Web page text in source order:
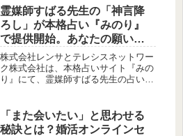
割の男性が「反対」と回答。男性が初
対面で重視するポイントや、「一発ア
ウト」になる要素についても深掘りし
ます。
霊媒師すばる先生の「神言降
ろし」が本格占い『みのり』
で提供開始。あなたの願いを
成就へと導く「神意の言葉」
とは？
株式会社レンサとテレシスネットワー
ク株式会社は、本格占いサイト『みの
り』にて、霊媒師すばる先生の占いコ
なたの人生や恋愛の悩みに「神意の言
葉」を授けます。
「また会いたい」と思わせる
秘訣とは？婚活オンラインセ